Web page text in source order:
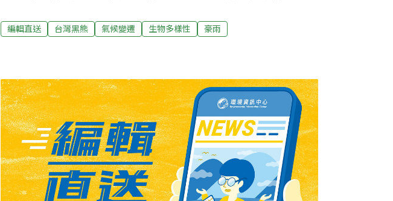
會永續政策，分別提出「永續淨零三部曲」和「公托公幼倍倍增政策」，
期望淨零排放法制化、減緩城市熱島效應與實施居住正義。（中央社報
黑熊出沒影像，拍攝到的地點海拔約2100公尺，距離佳陽部落約2公里。梨
山與大甲溪沿線原本就是台灣黑熊的棲地，林保署已設置38台紅外線相機
監測，並加強宣導，妥善管理食物、垃圾與飼料，避免吸引黑熊。林保署
也呼籲上山活動時保持警覺，結伴同行，攜帶熊鈴、防熊噴霧等防護用
編輯直送 台灣黑熊 氣候變遷 生物多樣性 豪雨